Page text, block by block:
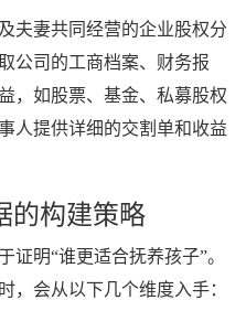
夫妻共同经营的企业股权分
公司的工商档案、财务报
，如股票、基金、私募股权
人提供详细的交割单和收益
的构建策略
证明“谁更适合抚养孩子”。
，会从以下几个维度入手：